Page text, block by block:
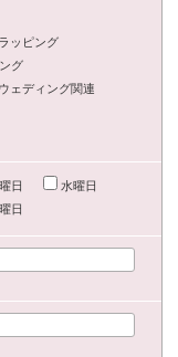
ラッピング
グ
ウェディング関連
日
水曜日
日